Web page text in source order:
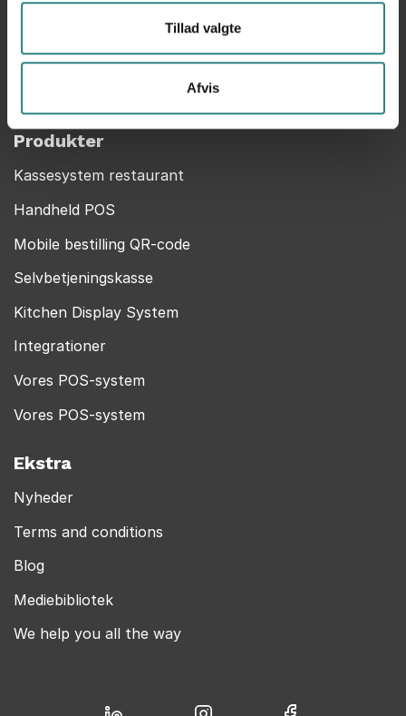
Tillad valgte
Afvis
Trivec en del af Caspeco
Produkter
Kassesystem restaurant
Handheld POS
Mobile bestilling QR-code
Selvbetjeningskasse
Kitchen Display System
Integrationer
Vores POS-system
Vores POS-system
Ekstra
Nyheder
Terms and conditions
Blog
Mediebibliotek
We help you all the way